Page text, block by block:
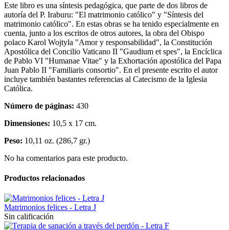
Este libro es una síntesis pedagógica, que parte de dos libros de
autoría del P. Iraburu: "El matrimonio católico" y "Síntesis del
matrimonio católico". En estas obras se ha tenido especialmente en
cuenta, junto a los escritos de otros autores, la obra del Obispo
polaco Karol Wojtyla "Amor y responsabilidad", la Constitución
Apostólica del Concilio Vaticano II "Gaudium et spes", la Encíclica
de Pablo VI "Humanae Vitae" y la Exhortación apostólica del Papa
Juan Pablo II "Familiaris consortio". En el presente escrito el autor
incluye también bastantes referencias al Catecismo de la Iglesia
Católica.
Número de páginas: 430
Dimensiones: 10,5 x 17 cm.
Peso: 10,11 oz. (286,7 gr.)
No ha comentarios para este producto.
Productos relacionados
Matrimonios felices - Letra J
Sin calificación